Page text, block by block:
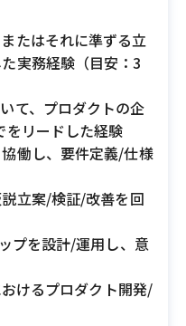
たはそれに準ずる立
実務経験（目安：3
て、プロダクトの企
をリードした経験
働し、要件定義/仕様
立案/検証/改善を回
プを設計/運用し、意
けるプロダクト開発/